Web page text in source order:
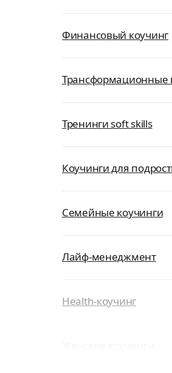
Финансовый коучинг
Трансформационные
Тренинги soft skills
Коучинги для
Семейные коучинги
Лайф-менеджмент
Health-коучинг